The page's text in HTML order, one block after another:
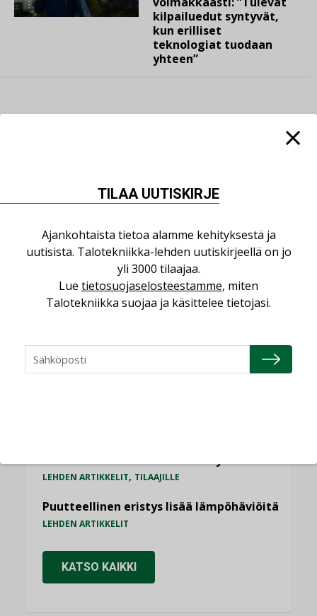
kilpailuedut syntyvät,
kun erilliset
teknologiat tuodaan
yhteen”
Viikko Kuukausi
LEHDEN ARTIKKELIT
Jarno Hacklin Cervin yrityskaupasta:
”Asiakkaat hakevat kumppaneita, jotka
yhdistävät useita teknisiä osaamisalueita
Sähköistyminen kasvaa voimakkaasti:
LEHDEN ARTIKKELIT, TILAAJILLE
Puutteellinen eristys lisää lämpöhäviöitä
LEHDEN ARTIKKELIT
KATSO KAIKKI
TILAA UUTISKIRJE
Ajankohtaista tietoa alamme kehityksestä ja
uutisista. Talotekniikka-lehden uutiskirjeellä on jo
yli 3000 tilaajaa.
Lue tietosuojaselosteestamme, miten
Talotekniikka suojaa ja käsittelee tietojasi.